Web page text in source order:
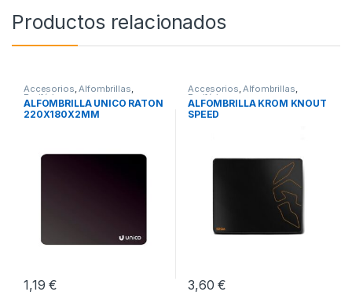
Productos relacionados
Accesorios,Alfombrillas,
Periféricos
ALFOMBRILLA UNICO RATON
220X180X2MM
1,19€
Accesorios,Alfombrillas,
Periféricos
ALFOMBRILLA KROM KNOUT
SPEED
3,60€